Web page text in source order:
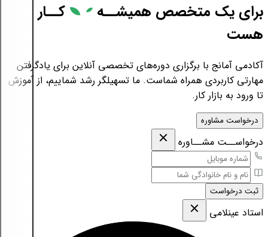
برای یک متخصص همیشــه
کــار
هست
آکادمی آمانج با برگزاری دوره‌های تخصصی آنلاین برای یادگرفتن
مهارتی کاربردی همراه شماست. ما تسهیلگر رشد شماییم، از آموزش
تا ورود به بازار کار.
درخواست مشاوره
درخواســت مشــاوره
ثبت درخواست
استاد عینلامی